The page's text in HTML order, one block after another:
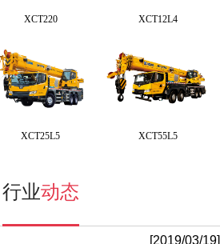
XCT220 XCT12L4
XCT25L5 XCT55L5
行业动态
[2019/03/19]